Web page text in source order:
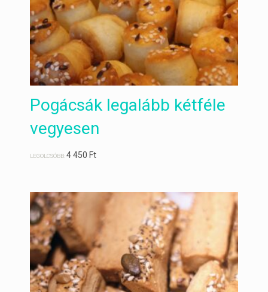
Pogácsák legalább kétféle
vegyesen
LEGOLCSÓBB:4 450Ft